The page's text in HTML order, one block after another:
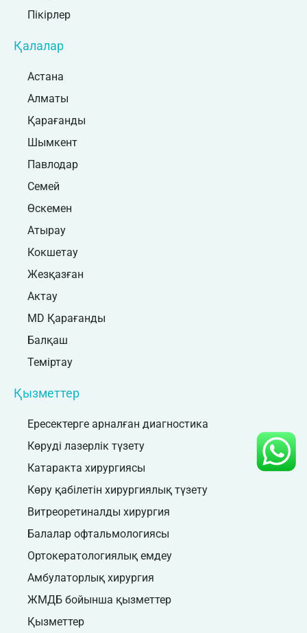
Пікірлер
Қалалар
Астана
Алматы
Қарағанды
Шымкент
Павлодар
Семей
Өскемен
Атырау
Кокшетау
Жезқазған
Актау
MD Қарағанды
Балқаш
Теміртау
Қызметтер
Ересектерге арналған диагностика
Көруді лазерлік түзету
Катаракта хирургиясы
Көру қабілетін хирургиялық түзету
Витреоретиналды хирургия
Балалар офтальмологиясы
Ортокератологиялық емдеу
Амбулаторлық хирургия
ЖМДБ бойынша қызметтер
Қызметтер